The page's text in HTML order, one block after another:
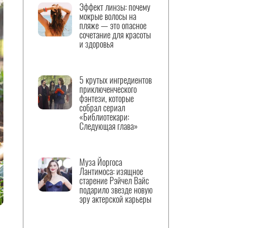
Эффект линзы: почему
мокрые волосы на
пляже — это опасное
сочетание для красоты
и здоровья
5 крутых ингредиентов
приключенческого
фэнтези, которые
собрал сериал
«Библиотекари:
Следующая глава»
Муза Йоргоса
Лантимоса: изящное
старение Рэйчел Вайс
подарило звезде новую
эру актерской карьеры